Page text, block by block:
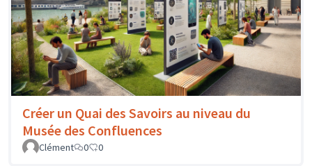
Créer un Quai des Savoirs au niveau du
Musée des Confluences
Clément 0 0